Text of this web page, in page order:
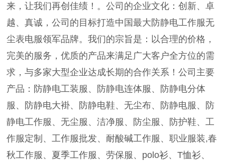
来，让我们再创佳绩！。公司的企业文化：创新、卓
越、真诚，公司的目标打造中国最大防静电工作服无
尘表电服领军品牌。我们的宗旨是：以合理的价格，
完美的服务，优质的产品来满足广大客户全方位的需
求，与多家大型企业达成长期的合作关系！公司主要
产品：防静电工装服、防静电连体服、防静电分体
服、防静电大褂、防静电鞋、无尘布、防静电服、防
静电工作服、无尘服、洁净服、防尘服、防护鞋、工
作服定制、工作服批发、耐酸碱工作服、职业服装,春
秋工作服、夏季工作服、劳保服、polo衫、T恤衫、